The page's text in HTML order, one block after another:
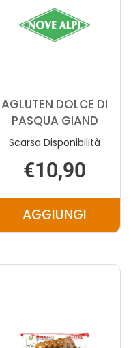
AGLUTEN DOLCE DI
PASQUA GIAND
Scarsa Disponibilità
€10,90
AGGIUNGIAGGIUNGI
DI